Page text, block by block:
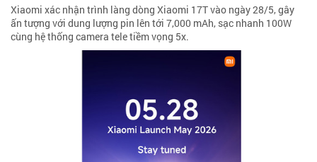
Xiaomi xác nhận trình làng dòng Xiaomi 17T vào ngày 28/5, gây
ấn tượng với dung lượng pin lên tới 7,000 mAh, sạc nhanh 100W
cùng hệ thống camera tele tiềm vọng 5x.